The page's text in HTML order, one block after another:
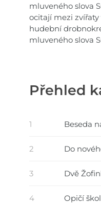
mluveného slova
ocitají mezi
hudební
mluveného slova
Přehled
1 Beseda
2 Do
3 Dvě
4 Opičí